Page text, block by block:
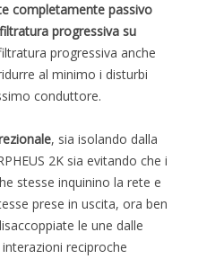
completamente passivo
progressiva su
progressiva anche
al minimo i disturbi
conduttore.
, sia isolando dalla
2K sia evitando che i
stesse inquinino la rete e
prese in uscita, ora ben
le une dalle
reciproche